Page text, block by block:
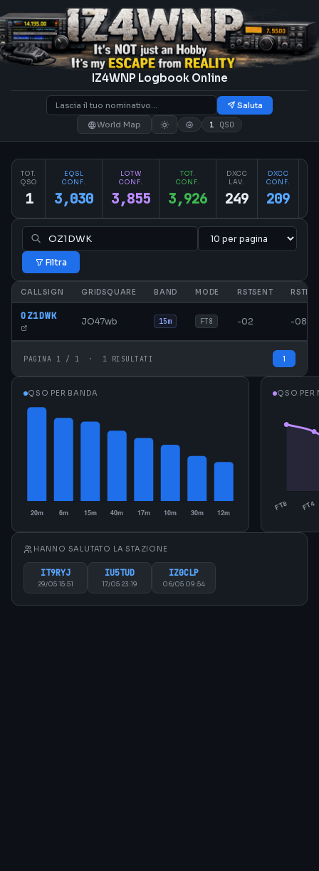
IZ4WNP Logbook Online
Saluta
World Map
1 QSO
TOT.
QSO
1
EQSL
CONF.
3,030
LOTW
CONF.
3,855
TOT.
CONF.
3,926
DXCC
LAV.
249
DXCC
CONF.
209
Filtra
CALLSIGN GRIDSQUARE BAND MODE RSTSENT
OZ1DWK JO47wb 15m FT8 -02 -08
PAGINA 1 / 1 · 1 RISULTATI 1
QSO PER BANDA QSO PER
HANNO SALUTATO LA STAZIONE
IT9RYJ
29/05 15:51
IU5TUD
17/05 23:19
IZ0CLP
06/05 09:54